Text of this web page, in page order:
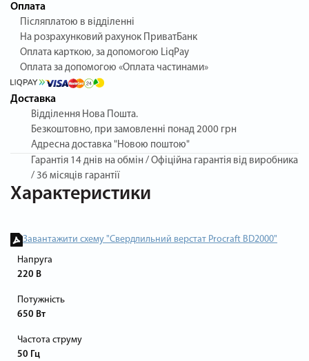
Оплата
Післяплатою в відділенні
На розрахунковий рахунок ПриватБанк
Оплата карткою, за допомогою LiqPay
Оплата за допомогою «Оплата частинами»
Доставка
Відділення Нова Пошта.
Безкоштовно, при замовленні понад 2000 грн
Адресна доставка "Новою поштою"
Гарантія 14 днів на обмін / Офіційна гарантія від виробника
/ 36 місяців гарантії
Характеристики
Завантажити схему "Свердлильний верстат Procraft BD2000"
Напруга
220 В
Потужність
650 Вт
Частота струму
50 Гц